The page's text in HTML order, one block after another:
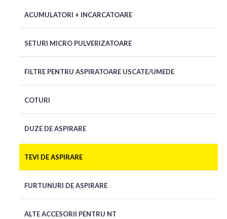
ACUMULATORI + INCARCATOARE
SETURI MICRO PULVERIZATOARE
FILTRE PENTRU ASPIRATOARE USCATE/UMEDE
COTURI
DUZE DE ASPIRARE
TEVI DE ASPIRARE
FURTUNURI DE ASPIRARE
ALTE ACCESORII PENTRU NT